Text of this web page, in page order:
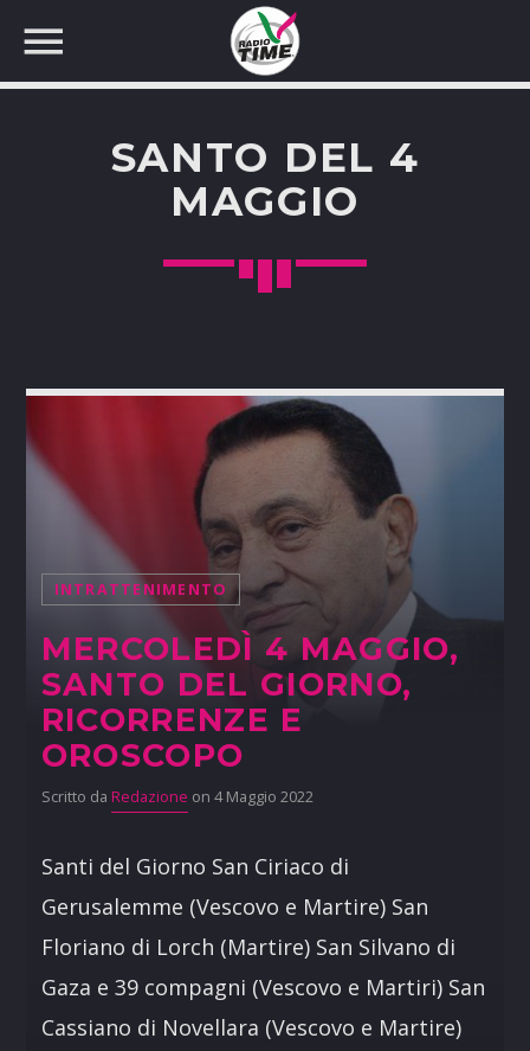
CERCA NEL SITO WEB:
SANTO DEL 4
MAGGIO
INTRATTENIMENTO
MERCOLEDÌ 4 MAGGIO,
SANTO DEL GIORNO,
RICORRENZE E
OROSCOPO
Scritto da Redazione on 4 Maggio 2022
Santi del Giorno San Ciriaco di
Gerusalemme (Vescovo e Martire) San
Floriano di Lorch (Martire) San Silvano di
Gaza e 39 compagni (Vescovo e Martiri) San
Cassiano di Novellara (Vescovo e Martire)